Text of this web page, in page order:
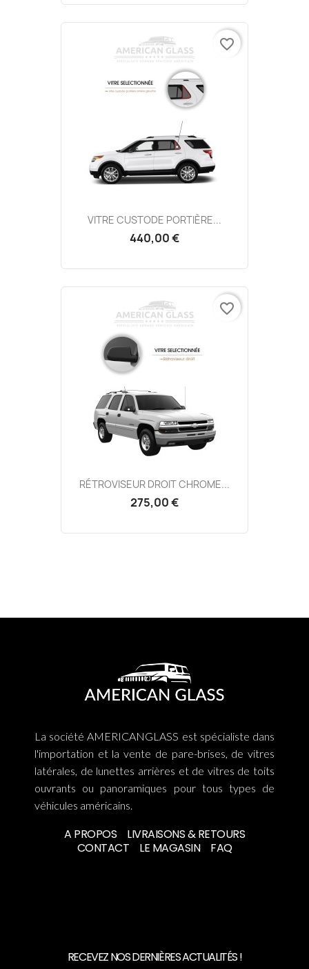
VITRE CUSTODE PORTIÈRE...
440,00 €
favorite_border
RÉTROVISEUR DROIT CHROME...
275,00 €
favorite_border
La société AMERICANGLASS est spécialiste dans
l'importation et la vente de pare-brises, de vitres
latérales, de lunettes arrières et de vitres de toits
ouvrants ou panoramiques pour tous types de
véhicules américains.
A PROPOS
LIVRAISONS & RETOURS
CONTACT
LE MAGASIN FAQ
RECEVEZ NOS DERNIÈRES ACTUALITÉS !